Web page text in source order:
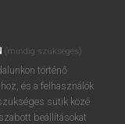
(mindig szükséges)
történő
és a felhasználók
sütik közé
beállításokat